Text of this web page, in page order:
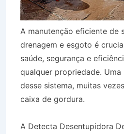
A manutenção eficiente de
drenagem e esgoto é
saúde, segurança e
qualquer propriedade.
desse sistema, muitas
caixa de gordura.
A Detecta Desentupidora